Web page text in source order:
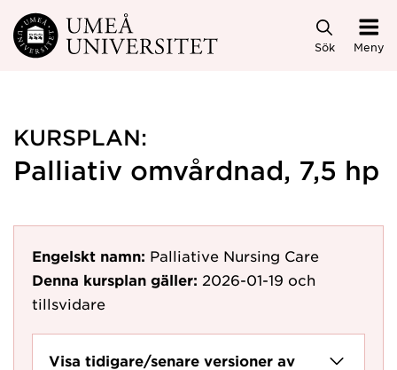
Hoppa direkt till innehållet
Sök Meny
KURSPLAN:
Palliativ omvårdnad, 7,5 hp
Engelskt namn: Palliative Nursing Care
Denna kursplan gäller: 2026-01-19 och
tillsvidare
Visa tidigare/senare versioner av